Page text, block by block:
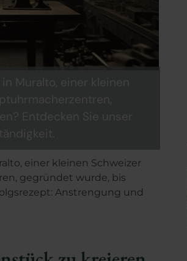
einer kleinen Schweizer
gegründet wurde, bis
Anstrengung und